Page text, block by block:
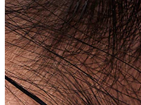
Industrial